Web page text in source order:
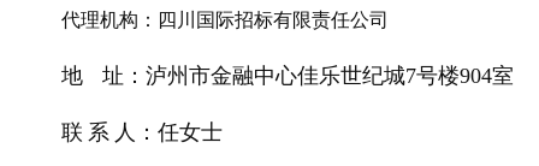
代理机构：四川国际招标有限责任公司
地 址：泸州市金融中心佳乐世纪城7号楼904室
联 系 人：任女士